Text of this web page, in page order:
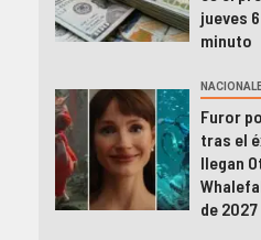
jueves
minuto
Furor
tras el
llegan
de 2027